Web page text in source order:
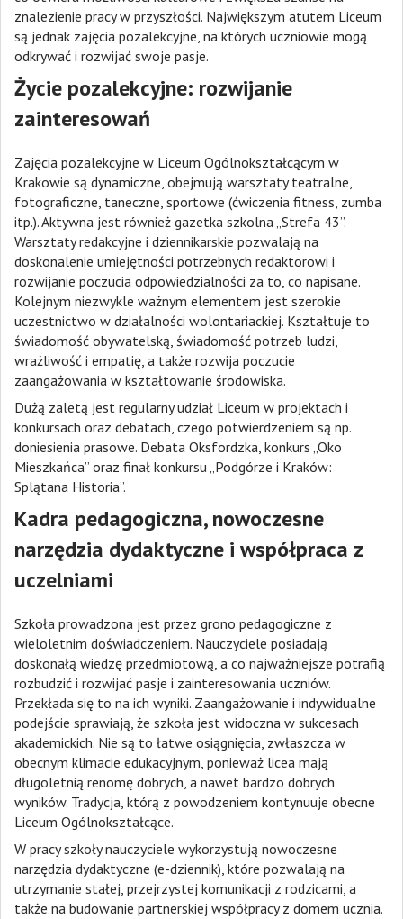
znalezienie pracy w przyszłości. Największym atutem Liceum
są jednak zajęcia pozalekcyjne, na których uczniowie mogą
odkrywać i rozwijać swoje pasje.
Życie pozalekcyjne: rozwijanie
zainteresowań
Zajęcia pozalekcyjne w Liceum Ogólnokształcącym w
Krakowie są dynamiczne, obejmują warsztaty teatralne,
fotograficzne, taneczne, sportowe (ćwiczenia fitness, zumba
itp.). Aktywna jest również gazetka szkolna „Strefa 43”.
Warsztaty redakcyjne i dziennikarskie pozwalają na
doskonalenie umiejętności potrzebnych redaktorowi i
rozwijanie poczucia odpowiedzialności za to, co napisane.
Kolejnym niezwykle ważnym elementem jest szerokie
uczestnictwo w działalności wolontariackiej. Kształtuje to
świadomość obywatelską, świadomość potrzeb ludzi,
wrażliwość i empatię, a także rozwija poczucie
zaangażowania w kształtowanie środowiska.
Dużą zaletą jest regularny udział Liceum w projektach i
konkursach oraz debatach, czego potwierdzeniem są np.
doniesienia prasowe. Debata Oksfordzka, konkurs „Oko
Mieszkańca” oraz finał konkursu „Podgórze i Kraków:
Splątana Historia”.
Kadra pedagogiczna, nowoczesne
narzędzia dydaktyczne i współpraca z
uczelniami
Szkoła prowadzona jest przez grono pedagogiczne z
wieloletnim doświadczeniem. Nauczyciele posiadają
doskonałą wiedzę przedmiotową, a co najważniejsze potrafią
rozbudzić i rozwijać pasje i zainteresowania uczniów.
Przekłada się to na ich wyniki. Zaangażowanie i indywidualne
podejście sprawiają, że szkoła jest widoczna w sukcesach
akademickich. Nie są to łatwe osiągnięcia, zwłaszcza w
obecnym klimacie edukacyjnym, ponieważ licea mają
długoletnią renomę dobrych, a nawet bardzo dobrych
wyników. Tradycja, którą z powodzeniem kontynuuje obecne
Liceum Ogólnokształcące.
W pracy szkoły nauczyciele wykorzystują nowoczesne
narzędzia dydaktyczne (e-dziennik), które pozwalają na
utrzymanie stałej, przejrzystej komunikacji z rodzicami, a
także na budowanie partnerskiej współpracy z domem ucznia.